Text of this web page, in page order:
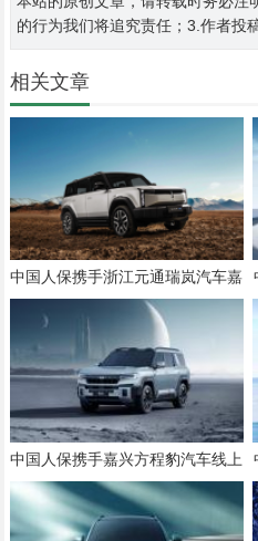
的行为我们将追究责任；3.作者投
相关文章
中国人保携手浙江元通瑞岚汽车嘉
兴分公司线上团购会
中国人保携手嘉兴方程豹汽车线上
团购会